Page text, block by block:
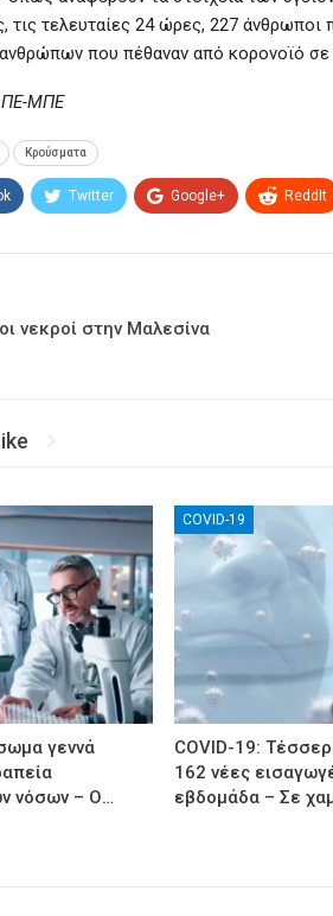
τις τελευταίες 24 ώρες, 227
που πέθαναν από κορονοϊό σε
ΜΠΕ
Κρούσματα
Twitter Google+ ReddIt
νεκροί στην Μαλεσίνα
γεννά
νόσων – Ο…
COVID-19
COVID-19:
162 νέες
εβδομάδα – Σε